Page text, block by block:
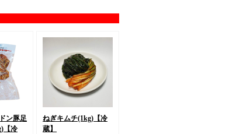
ン豚足
【冷
ねぎキムチ(1kg) 【冷
蔵】